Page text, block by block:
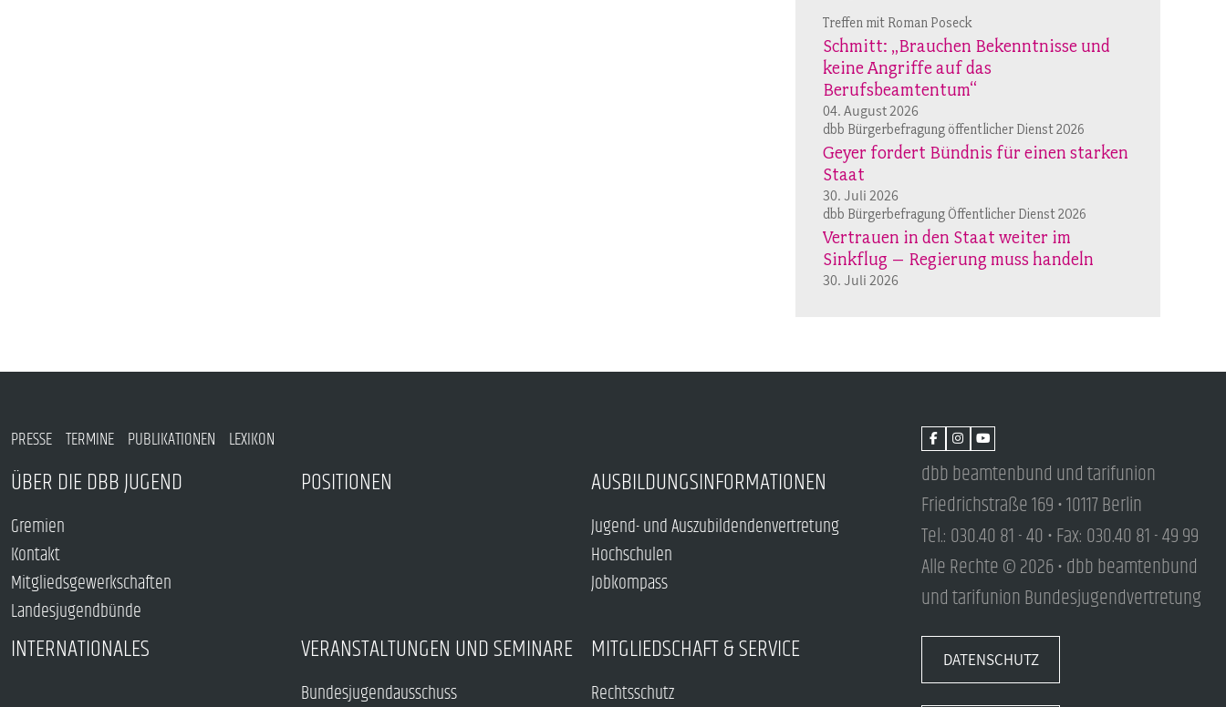
Treffen mit Roman Poseck
Schmitt: „Brauchen Bekenntnisse und
keine Angriffe auf das
Berufsbeamtentum“
04. August 2026
dbb Bürgerbefragung öffentlicher Dienst 2026
Geyer fordert Bündnis für einen starken
Staat
30. Juli 2026
dbb Bürgerbefragung Öffentlicher Dienst 2026
Vertrauen in den Staat weiter im
Sinkflug – Regierung muss handeln
30. Juli 2026
PRESSE TERMINE PUBLIKATIONEN LEXIKON
ÜBER DIE DBB JUGEND
Gremien
Kontakt
Mitgliedsgewerkschaften
Landesjugendbünde
POSITIONEN AUSBILDUNGSINFORMATIONEN
Jugend- und Auszubildendenvertretung
Hochschulen
Jobkompass
INTERNATIONALES VERANSTALTUNGEN UND SEMINARE
Bundesjugendausschuss
MITGLIEDSCHAFT & SERVICE
Rechtsschutz
dbb beamtenbund und tarifunion
Friedrichstraße 169 • 10117 Berlin
Tel.: 030.40 81 - 40 • Fax: 030.40 81 - 49 99
Alle Rechte © 2026 • dbb beamtenbund
und tarifunion Bundesjugendvertretung
DATENSCHUTZ